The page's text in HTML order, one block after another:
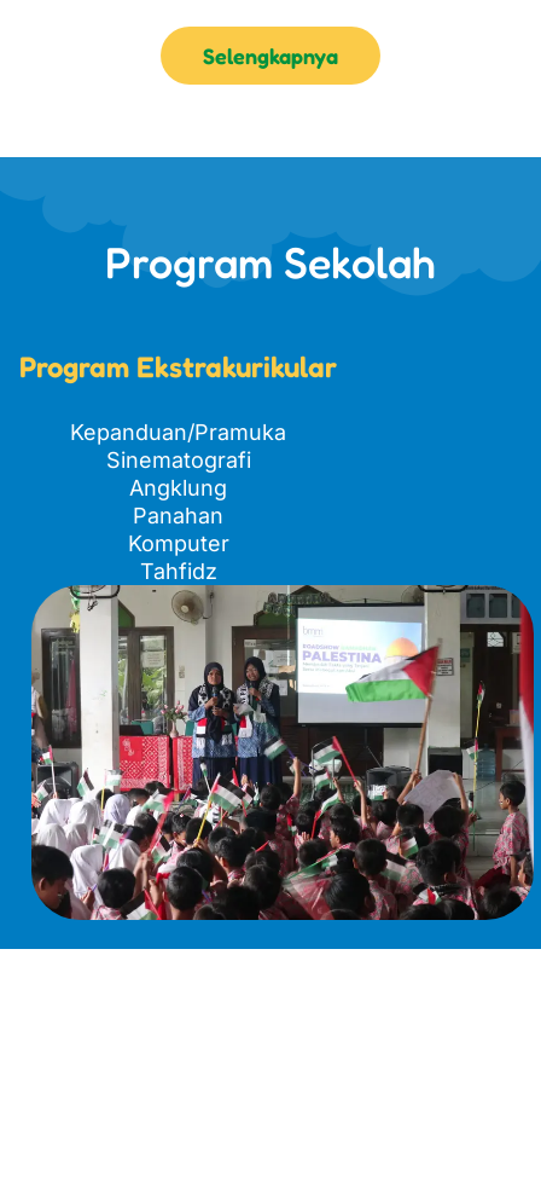
Selengkapnya
Program Sekolah
Program Ekstrakurikular
Kepanduan/Pramuka
Sinematografi
Angklung
Panahan
Komputer
Tahfidz
Program Penunjang